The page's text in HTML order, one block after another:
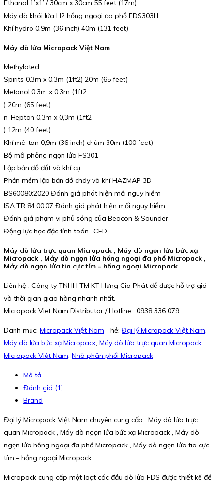
Ethanol 1’x1’ / 30cm x 30cm 55 feet (17m)
Máy dò khói lửa H2 hồng ngoại đa phổ FDS303H
Khí hydro 0.9m (36 inch) 40m (131 feet)
Máy dò lửa Micropack Việt Nam
Methylated
Spirits 0.3m x 0.3m (1ft2) 20m (65 feet)
Metanol 0,3m x 0,3m (1ft2
) 20m (65 feet)
n-Heptan 0,3m x 0,3m (1ft2
) 12m (40 feet)
Khí mê-tan 0,9m (36 inch) chùm 30m (100 feet)
Bộ mô phỏng ngọn lửa FS301
Lập bản đồ đốt và khí cụ
Phần mềm lập bản đồ cháy và khí HAZMAP 3D
BS60080:2020 Đánh giá phát hiện mối nguy hiểm
ISA TR 84.00.07 Đánh giá phát hiện mối nguy hiểm
Đánh giá phạm vi phủ sóng của Beacon & Sounder
Động lực học đặc tính toán- CFD
Máy dò lửa trực quan Micropack , Máy dò ngọn lửa bức xạ
Micropack , Máy dò ngọn lửa hồng ngoại đa phổ Micropack ,
Máy dò ngọn lửa tia cực tím – hồng ngoại Micropack
Liên hệ : Công ty TNHH TM KT Hưng Gia Phát để được hỗ trợ giá
và thời gian giao hàng nhanh nhất.
Micropack Viet Nam Distributor / Hotline : 0938 336 079
Danh mục: Micropack Việt Nam Thẻ: Đại lý Micropack Việt Nam
Máy dò lửa bức xạ Micropack Máy dò lửa trực quan Micropack
Micropack Việt Nam Nhà phân phối Micropack
Mô tả
Đánh giá (1)
Brand
Đại lý Micropack Việt Nam chuyên cung cấp : Máy dò lửa trực
quan Micropack , Máy dò ngọn lửa bức xạ Micropack , Máy dò
ngọn lửa hồng ngoại đa phổ Micropack , Máy dò ngọn lửa tia cực
tím – hồng ngoại Micropack
Micropack cung cấp một loạt các đầu dò lửa FDS được thiết kế để